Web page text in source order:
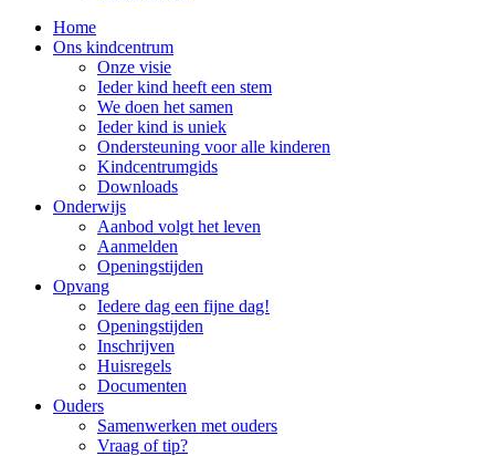
Home
Ons kindcentrum
Onze visie
Ieder kind heeft een stem
We doen het samen
Ieder kind is uniek
Ondersteuning voor alle kinderen
Kindcentrumgids
Downloads
Onderwijs
Aanbod volgt het leven
Aanmelden
Openingstijden
Opvang
Iedere dag een fijne dag!
Openingstijden
Inschrijven
Huisregels
Documenten
Ouders
Samenwerken met ouders
Vraag of tip?